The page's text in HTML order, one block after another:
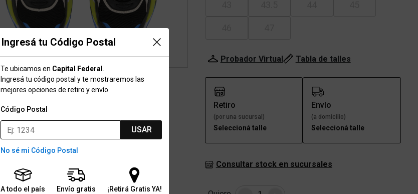
Ingresá tu Código Postal
Te ubicamos en Capital Federal
Ingresá tu código postal y te mostraremos las
mejores opciones de retiro y envío.
Código Postal
USAR
No sé mi Código Postal
A todo el país Envío gratis ¡Retirá Gratis YA!
Probador Virtual Tabla de talles
Retiro
(por una sucursal)
Seleccioná talle
Envío
(a domicilio)
Seleccioná talle
Consultar stock en sucursales